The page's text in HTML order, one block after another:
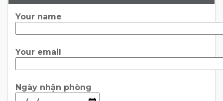
Your name
Your email
Ngày nhận phòng